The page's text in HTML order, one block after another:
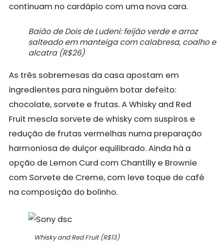
continuam no cardápio com uma nova cara.
Baião de Dois de Ludeni: feijão verde e arroz
salteado em manteiga com calabresa, coalho e
alcatra (R$26)
As três sobremesas da casa apostam em
ingredientes para ninguém botar defeito:
chocolate, sorvete e frutas. A Whisky and Red
Fruit mescla sorvete de whisky com suspiros e
redução de frutas vermelhas numa preparação
harmoniosa de dulçor equilibrado. Ainda há a
opção de Lemon Curd com Chantilly e Brownie
com Sorvete de Creme, com leve toque de café
na composição do bolinho.
Whisky and Red Fruit (R$13)